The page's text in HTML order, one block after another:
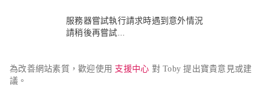
服務器嘗試執行請求時遇到意外情況
請稍後再嘗試...
為改善網站素質，歡迎使用 支援中心 對 Toby 提出寶貴意見或建
議。